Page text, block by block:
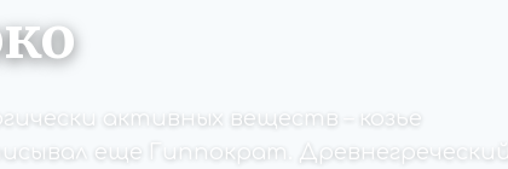
активных веществ – козье
еще Гиппократ. Древнегреческий